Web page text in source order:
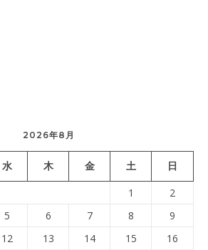
2026年8月
水 木 金 土 日
1
2
5 6 7 8
9
12 13 14 15
16